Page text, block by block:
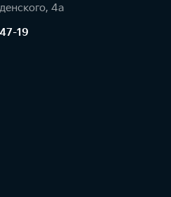
4а
19